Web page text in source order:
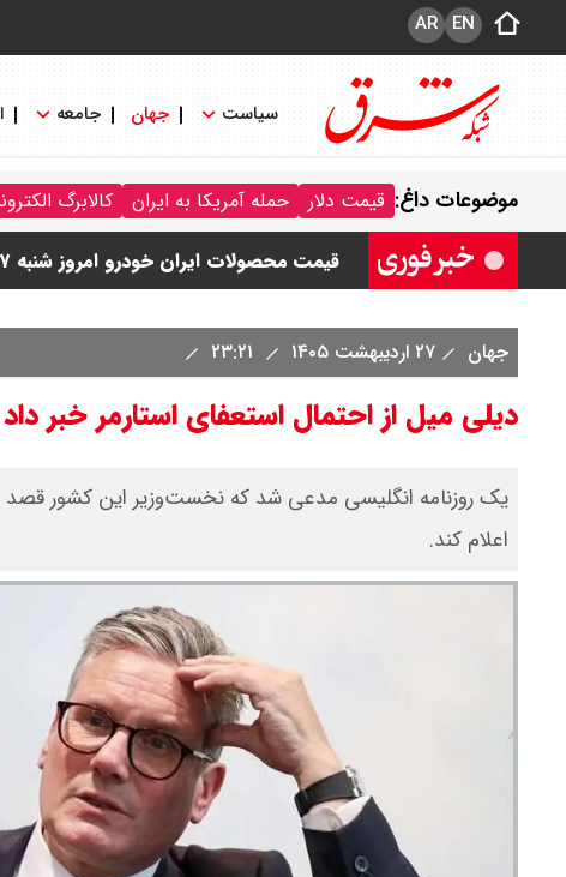
EN
AR
سیاست جهان جامعه
موضوعات داغ: قیمت دلار حمله آمریکا به ایران کالابرگ
قیمت خودرو امروز شنبه ۱۷ مرداد ۱۴۰۵/ کاهش ۱۰۵ میلیون تومانی قیمت کوییک
قیمت محصولات سایپا امروز شنبه ۱۷ مرداد ۱۴۰۵ / قیمت اطلس چند؟ + جدول
قیمت محصولات ایران خودرو امروز شنبه ۱۷ مرداد ۱۴۰۵ / قیمت دنا چند ؟ + جدول
شاخص بورس امروز شنبه ۱۷ مرداد ۱۴۰۵ / شاخص افزایشی شد + تحلیل
جهان ۲۷ اردیبهشت ۱۴۰۵
دیلی میل از احتمال استعفای استارمر خبر داد
یک روزنامه انگلیسی مدعی شد که نخست‌وزیر این کشور قصد
اعلام کند.